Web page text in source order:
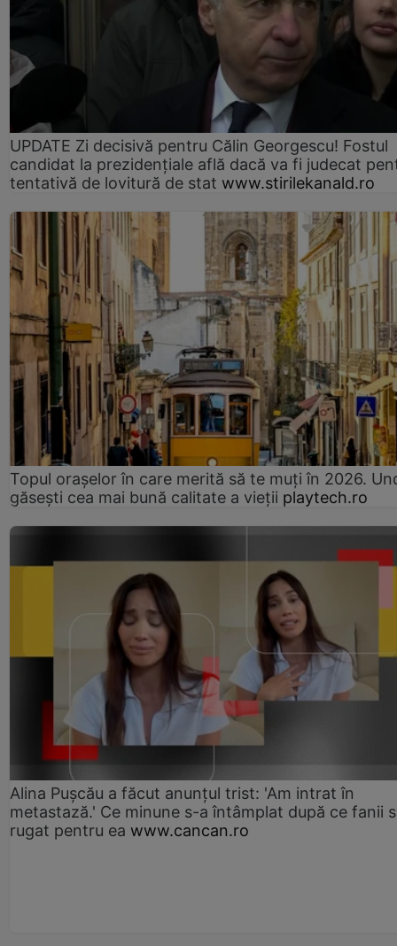
UPDATE Zi decisivă pentru Călin Georgescu! Fostul
candidat la prezidențiale află dacă va fi judecat
tentativă de lovitură de stat www.stirilekanald.ro
Topul orașelor în care merită să te muți în 2026.
găsești cea mai bună calitate a vieții playtech.ro
Alina Pușcău a făcut anunțul trist: 'Am intrat în
metastază.' Ce minune s-a întâmplat după ce fanii
rugat pentru ea www.cancan.ro